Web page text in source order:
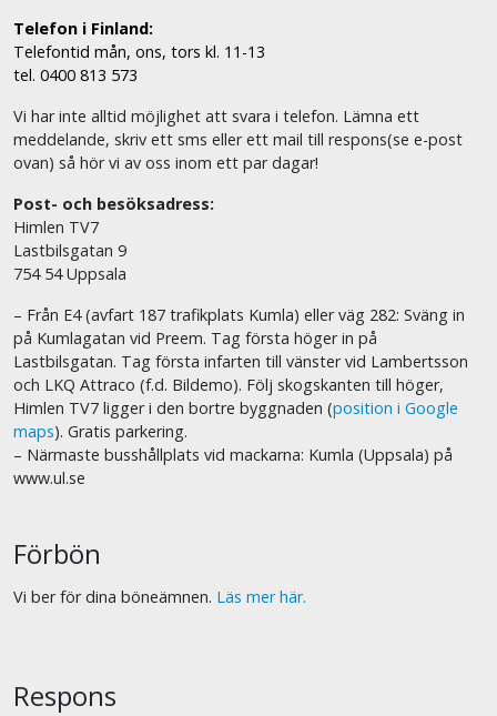
Telefon i Finland:
Telefontid mån, ons, tors kl. 11-13
tel. 0400 813 573
Vi har inte alltid möjlighet att svara i telefon. Lämna ett
meddelande, skriv ett sms eller ett mail till respons(se e-post
ovan) så hör vi av oss inom ett par dagar!
Post- och besöksadress:
Himlen TV7
Lastbilsgatan 9
754 54 Uppsala
– Från E4 (avfart 187 trafikplats Kumla) eller väg 282: Sväng in
på Kumlagatan vid Preem. Tag första höger in på
Lastbilsgatan. Tag första infarten till vänster vid Lambertsson
och LKQ Attraco (f.d. Bildemo). Följ skogskanten till höger,
Himlen TV7 ligger i den bortre byggnaden (position i Google
maps). Gratis parkering.
– Närmaste busshållplats vid mackarna: Kumla (Uppsala) på
www.ul.se
Förbön
Vi ber för dina böneämnen. Läs mer här.
Respons